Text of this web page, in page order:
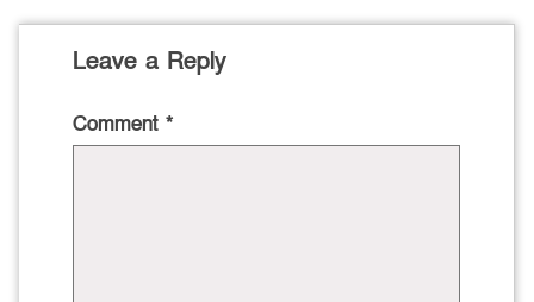
Leave a Reply
Comment *